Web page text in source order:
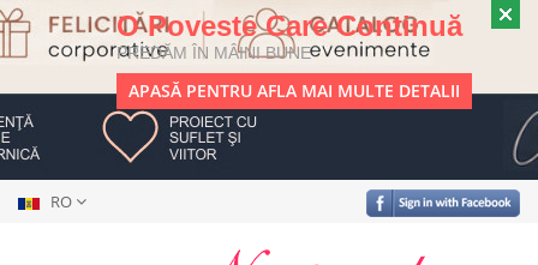
O Poveste Care Continuă
PREDĂM ÎN MÂINI BUNE
APASĂ PENTRU AFLA MAI MULTE DETALII
RO